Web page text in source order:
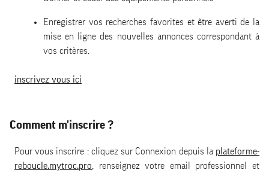
Enregistrer vos recherches favorites et être averti de la
mise en ligne des nouvelles annonces correspondant à
vos critères.
inscrivez vous ici
Comment m'inscrire ?
Pour vous inscrire : cliquez sur Connexion depuis la plateforme-
reboucle.mytroc.pro , renseignez votre email professionnel et